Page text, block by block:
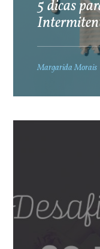
5 dicas
Margarida Morais